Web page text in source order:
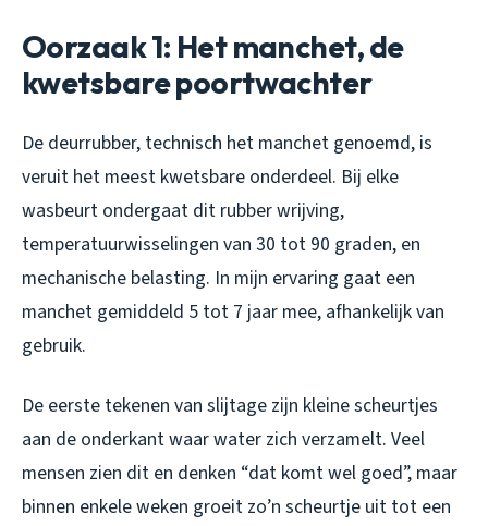
Oorzaak 1: Het manchet, de
kwetsbare poortwachter
De deurrubber, technisch het manchet genoemd, is
veruit het meest kwetsbare onderdeel. Bij elke
wasbeurt ondergaat dit rubber wrijving,
temperatuurwisselingen van 30 tot 90 graden, en
mechanische belasting. In mijn ervaring gaat een
manchet gemiddeld 5 tot 7 jaar mee, afhankelijk van
gebruik.
De eerste tekenen van slijtage zijn kleine scheurtjes
aan de onderkant waar water zich verzamelt. Veel
mensen zien dit en denken “dat komt wel goed”, maar
binnen enkele weken groeit zo’n scheurtje uit tot een